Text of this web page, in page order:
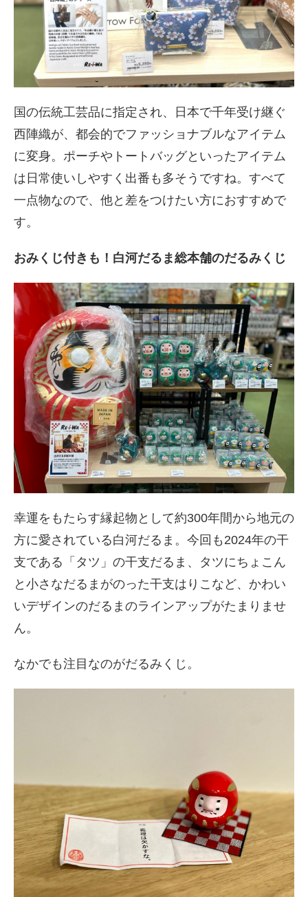
国の伝統工芸品に指定され、日本で千年受け継ぐ
西陣織が、都会的でファッショナブルなアイテム
に変身。ポーチやトートバッグといったアイテム
は日常使いしやすく出番も多そうですね。すべて
一点物なので、他と差をつけたい方におすすめで
す。
おみくじ付きも！白河だるま総本舗のだるみくじ
幸運をもたらす縁起物として約300年間から地元の
方に愛されている白河だるま。今回も2024年の干
支である「タツ」の干支だるま、タツにちょこん
と小さなだるまがのった干支はりこなど、かわい
いデザインのだるまのラインアップがたまりませ
ん。
なかでも注目なのがだるみくじ。